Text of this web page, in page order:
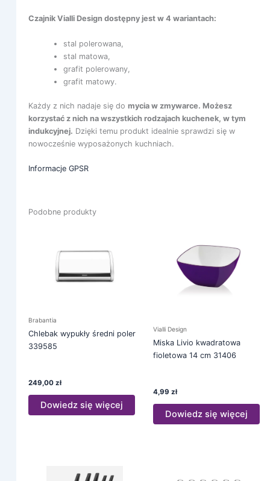
Czajnik Vialli Design dostępny jest w 4 wariantach:
stal polerowana,
stal matowa,
grafit polerowany,
grafit matowy.
Każdy z nich nadaje się do mycia w zmywarce. Możesz
korzystać z nich na wszystkich rodzajach kuchenek, w tym
indukcyjnej. Dzięki temu produkt idealnie sprawdzi się w
nowocześnie wyposażonych kuchniach.
Informacje GPSR
Podobne produkty
Brabantia
Chlebak wypukły średni poler
339585
249,00 zł
Dowiedz się więcej
Vialli Design
Miska Livio kwadratowa
fioletowa 14 cm 31406
4,99 zł
Dowiedz się więcej